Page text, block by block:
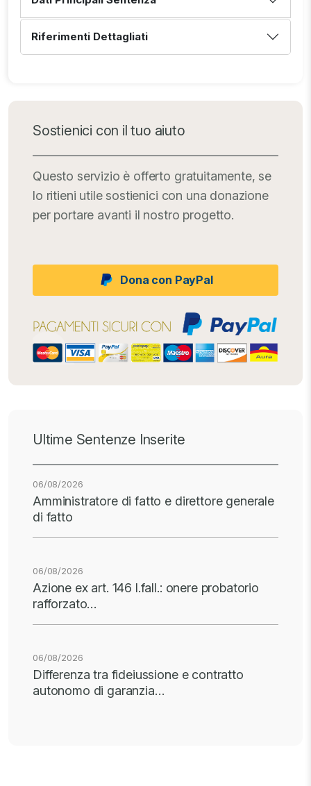
Riferimenti Dettagliati
Sostienici con il tuo aiuto
Questo servizio è offerto gratuitamente, se
lo ritieni utile sostienici con una donazione
per portare avanti il nostro progetto.
Dona con PayPal
Ultime Sentenze Inserite
06/08/2026
Amministratore di fatto e direttore generale
di fatto
06/08/2026
Azione ex art. 146 l.fall.: onere probatorio
rafforzato…
06/08/2026
Differenza tra fideiussione e contratto
autonomo di garanzia…